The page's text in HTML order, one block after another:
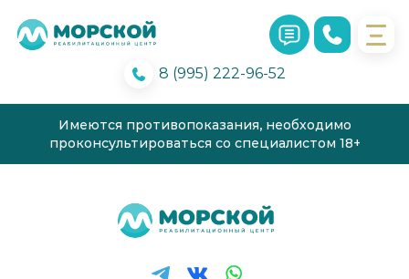
8 (995) 222-96-52
Имеются противопоказания, необходимо
проконсультироваться со специалистом 18+